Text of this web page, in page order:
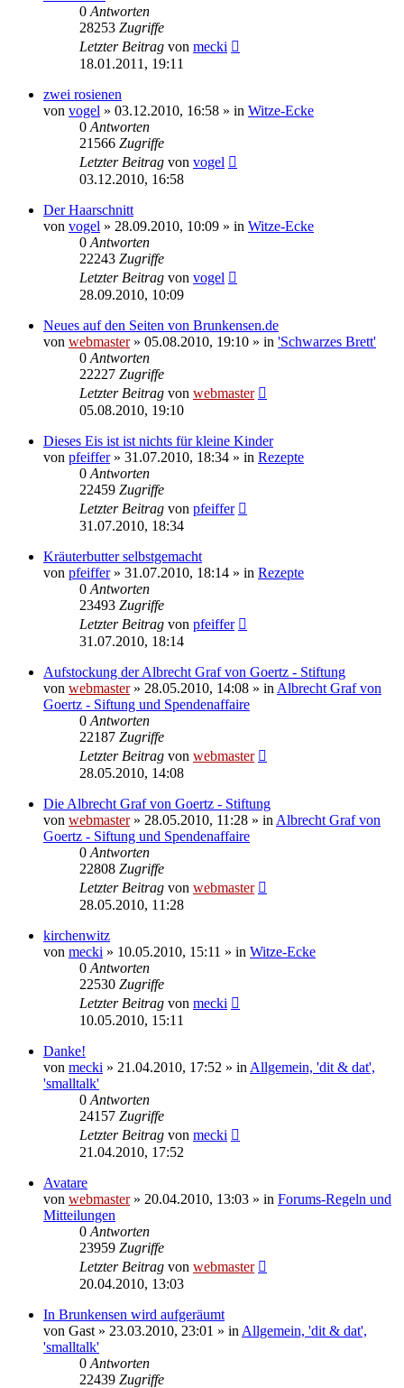
0 Antworten
28253 Zugriffe
Letzter Beitrag von mecki
18.01.2011, 19:11
zwei rosienen
von vogel » 03.12.2010, 16:58 » in Witze-Ecke
0 Antworten
21566 Zugriffe
Letzter Beitrag von vogel
03.12.2010, 16:58
Der Haarschnitt
von vogel » 28.09.2010, 10:09 » in Witze-Ecke
0 Antworten
22243 Zugriffe
Letzter Beitrag von vogel
28.09.2010, 10:09
Neues auf den Seiten von Brunkensen.de
von webmaster» 05.08.2010, 19:10 » in 'Schwarzes Brett'
0 Antworten
22227 Zugriffe
Letzter Beitrag von webmaster
05.08.2010, 19:10
Dieses Eis ist ist nichts für kleine Kinder
von pfeiffer» 31.07.2010, 18:34 » in Rezepte
0 Antworten
22459 Zugriffe
Letzter Beitrag von pfeiffer
31.07.2010, 18:34
Kräuterbutter selbstgemacht
von pfeiffer» 31.07.2010, 18:14 » in Rezepte
0 Antworten
23493 Zugriffe
Letzter Beitrag von pfeiffer
31.07.2010, 18:14
Aufstockung der Albrecht Graf von Goertz - Stiftung
von webmaster» 28.05.2010, 14:08 » in Albrecht Graf von
Goertz - Siftung und Spendenaffaire
0 Antworten
22187 Zugriffe
Letzter Beitrag von webmaster
28.05.2010, 14:08
Die Albrecht Graf von Goertz - Stiftung
von webmaster» 28.05.2010, 11:28 » in Albrecht Graf von
Goertz - Siftung und Spendenaffaire
0 Antworten
22808 Zugriffe
Letzter Beitrag von webmaster
28.05.2010, 11:28
kirchenwitz
von mecki » 10.05.2010, 15:11 » in Witze-Ecke
0 Antworten
22530 Zugriffe
Letzter Beitrag von mecki
10.05.2010, 15:11
Danke!
von mecki » 21.04.2010, 17:52 » in Allgemein, 'dit & dat',
'smalltalk'
0 Antworten
24157 Zugriffe
Letzter Beitrag von mecki
21.04.2010, 17:52
Avatare
von webmaster» 20.04.2010, 13:03 » in Forums-Regeln und
Mitteilungen
0 Antworten
23959 Zugriffe
Letzter Beitrag von webmaster
20.04.2010, 13:03
In Brunkensen wird aufgeräumt
von Gast » 23.03.2010, 23:01 » in Allgemein, 'dit & dat',
'smalltalk'
0 Antworten
22439 Zugriffe